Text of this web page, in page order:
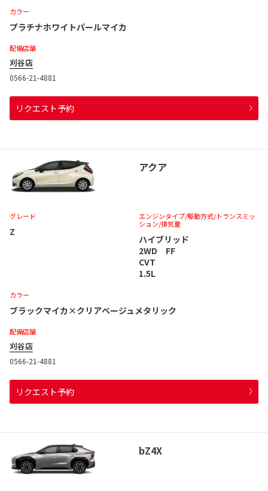
カラー
プラチナホワイトパールマイカ
配備店舗
刈谷店
0566-21-4881
リクエスト予約
アクア
グレード
Z
エンジンタイプ/駆動方式/トランスミッ
ション/排気量
ハイブリッド
2WD FF
CVT
1.5L
カラー
ブラックマイカ×クリアベージュメタリック
配備店舗
刈谷店
0566-21-4881
リクエスト予約
bZ4X